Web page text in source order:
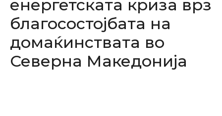
енергетската криза врз
благосостојбата на
домаќинствата во
Северна Македонија